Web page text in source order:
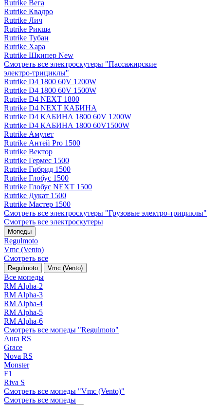
Rutrike Вега
Rutrike Квадро
Rutrike Лич
Rutrike Рикша
Rutrike Тубан
Rutrike Хара
Rutrike Шкипер New
Смотреть все электро­скутеры "Пассажирские
электро‑трициклы"
Rutrike D4 1800 60V 1200W
Rutrike D4 1800 60V 1500W
Rutrike D4 NEXT 1800
Rutrike D4 NEXT КАБИНА
Rutrike D4 КАБИНА 1800 60V 1200W
Rutrike D4 КАБИНА 1800 60V1500W
Rutrike Амулет
Rutrike Антей Pro 1500
Rutrike Вектор
Rutrike Гермес 1500
Rutrike Гибрид 1500
Rutrike Глобус 1500
Rutrike Глобус NEXT 1500
Rutrike Дукат 1500
Rutrike Мастер 1500
Смотреть все электро­скутеры "Грузовые электро‑трициклы"
Смотреть все электро­скутеры
Мопеды
Regulmoto
Vmc (Vento)
Смотреть все
Regulmoto Vmc (Vento)
Все мопеды
RM Alpha-2
RM Alpha-3
RM Alpha-4
RM Alpha-5
RM Alpha-6
Смотреть все мопеды "Regulmoto"
Aura RS
Grace
Nova RS
Monster
F1
Riva S
Смотреть все мопеды "Vmc (Vento)"
Смотреть все мопеды